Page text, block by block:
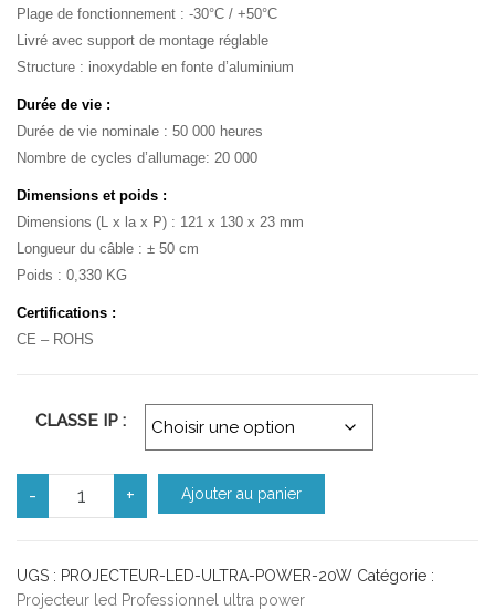
Plage de fonctionnement : -30°C / +50°C
Livré avec support de montage réglable
Structure : inoxydable en fonte d’aluminium
Durée de vie :
Durée de vie nominale : 50 000 heures
Nombre de cycles d’allumage: 20 000
Dimensions et poids :
Dimensions (L x la x P) : 121 x 130 x 23 mm
Longueur du câble : ± 50 cm
Poids : 0,330 KG
Certifications :
CE – ROHS
CLASSE IP :
- quantité de Projecteur led 20W pro ultra power IP65
+ Ajouter au panier
UGS : PROJECTEUR-LED-ULTRA-POWER-20W Catégorie :
Projecteur led Professionnel ultra power